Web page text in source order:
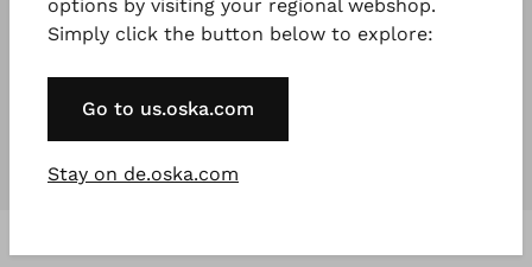
Unsere Kollektionensind fürjeden
der etwas Besonderes will.
options by visiting your regional webshop.
Simply click the button below to explore:
Go to us.oska.com
Stay on de.oska.com